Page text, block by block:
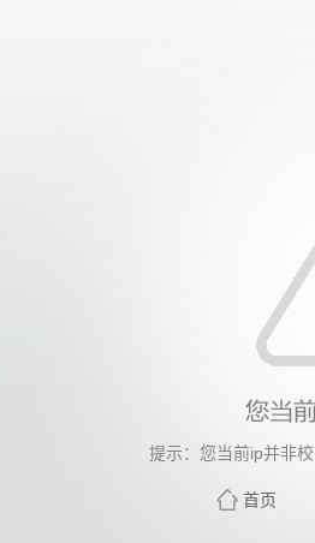
提示：您当前ip并非
首页